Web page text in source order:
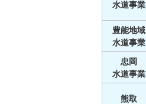
水道事業
豊能地域
水道事業
忠岡
水道事業
熊取